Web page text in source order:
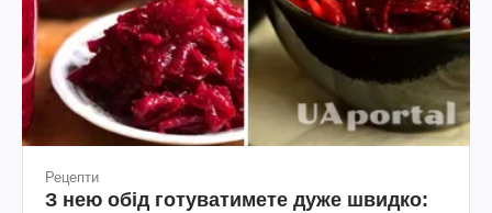
Рецепти
З нею обід готуватимете дуже швидко: